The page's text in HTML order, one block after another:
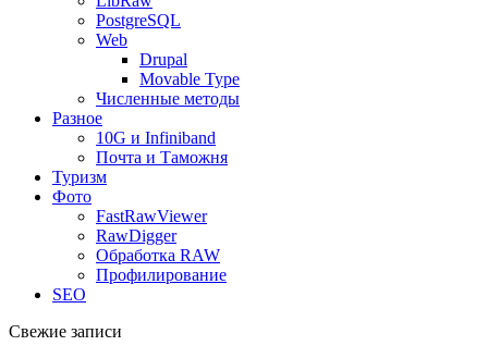
PostgreSQL
Web
Drupal
Movable Type
Численные методы
Разное
10G и Infiniband
Почта и Таможня
Туризм
Фото
FastRawViewer
RawDigger
Обработка RAW
Профилирование
SEO
Свежие записи